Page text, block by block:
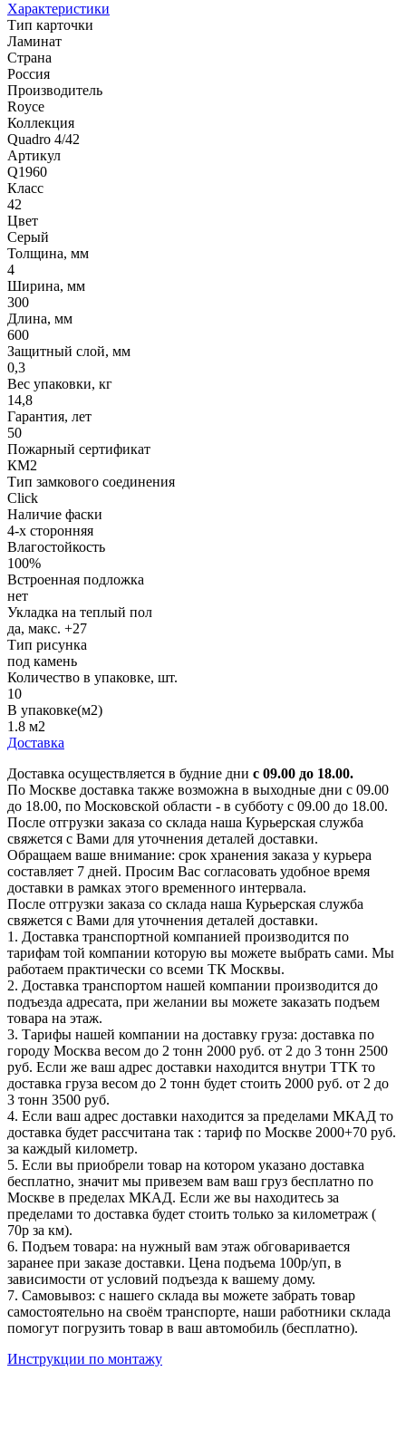
Характеристики
Тип карточки
Ламинат
Страна
Россия
Производитель
Royce
Коллекция
Quadro 4/42
Артикул
Q1960
Класс
42
Цвет
Серый
Толщина, мм
4
Ширина, мм
300
Длина, мм
600
Защитный слой, мм
0,3
Вес упаковки, кг
14,8
Гарантия, лет
50
Пожарный сертификат
КМ2
Тип замкового соединения
Click
Наличие фаски
4-х сторонняя
Влагостойкость
100%
Встроенная подложка
нет
Укладка на теплый пол
да, макс. +27
Тип рисунка
под камень
Количество в упаковке, шт.
10
В упаковке(м2)
1.8 м2
Доставка
Доставка осуществляется в будние дни с 09.00 до 18.00.
По Москве доставка также возможна в выходные дни с 09.00
до 18.00, по Московской области - в субботу с 09.00 до 18.00.
После отгрузки заказа со склада наша Курьерская служба
свяжется с Вами для уточнения деталей доставки.
Обращаем ваше внимание: срок хранения заказа у курьера
составляет 7 дней. Просим Вас согласовать удобное время
доставки в рамках этого временного интервала.
После отгрузки заказа со склада наша Курьерская служба
свяжется с Вами для уточнения деталей доставки.
1. Доставка транспортной компанией производится по
тарифам той компании которую вы можете выбрать сами. Мы
работаем практически со всеми ТК Москвы.
2. Доставка транспортом нашей компании производится до
подъезда адресата, при желании вы можете заказать подъем
товара на этаж.
3. Тарифы нашей компании на доставку груза: доставка по
городу Москва весом до 2 тонн 2000 руб. от 2 до 3 тонн 2500
руб. Если же ваш адрес доставки находится внутри ТТК то
доставка груза весом до 2 тонн будет стоить 2000 руб. от 2 до
3 тонн 3500 руб.
4. Если ваш адрес доставки находится за пределами МКАД то
доставка будет рассчитана так : тариф по Москве 2000+70 руб.
за каждый километр.
5. Если вы приобрели товар на котором указано доставка
бесплатно, значит мы привезем вам ваш груз бесплатно по
Москве в пределах МКАД. Если же вы находитесь за
пределами то доставка будет стоить только за километраж (
70р за км).
6. Подъем товара: на нужный вам этаж обговаривается
заранее при заказе доставки. Цена подъема 100р/уп, в
зависимости от условий подъезда к вашему дому.
7. Самовывоз: с нашего склада вы можете забрать товар
самостоятельно на своём транспорте, наши работники склада
помогут погрузить товар в ваш автомобиль (бесплатно).
Инструкции по монтажу